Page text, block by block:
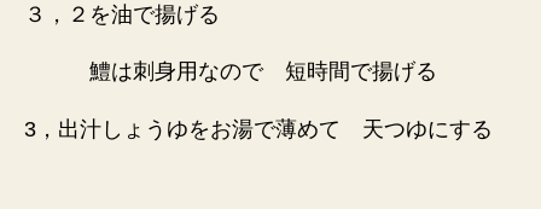
３，２を油で揚げる
鱧は刺身用なので 短時間で揚げる
3，出汁しょうゆをお湯で薄めて 天つゆにする